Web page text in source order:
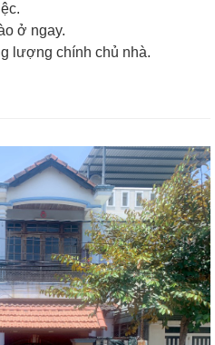
ở ngay.
lượng chính chủ nhà.